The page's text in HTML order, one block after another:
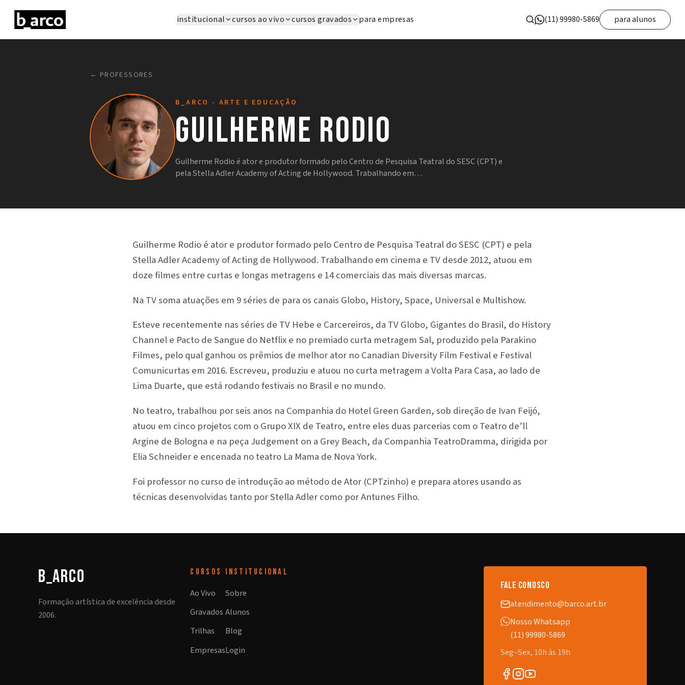
institucional cursos ao vivo cursos gravados para empresas (11) 99980-5869 para alunos
← PROFESSORES
B_ARCO - ARTE E EDUCAÇÃO
Guilherme Rodio
Guilherme Rodio é ator e produtor formado pelo Centro de Pesquisa Teatral do SESC (CPT) e
pela Stella Adler Academy of Acting de Hollywood. Trabalhando em…
Guilherme Rodio é ator e produtor formado pelo Centro de Pesquisa Teatral do SESC (CPT) e pela
Stella Adler Academy of Acting de Hollywood. Trabalhando em cinema e TV desde 2012, atuou em
doze filmes entre curtas e longas metragens e 14 comerciais das mais diversas marcas.
Na TV soma atuações em 9 séries de para os canais Globo, History, Space, Universal e Multishow.
Esteve recentemente nas séries de TV Hebe e Carcereiros, da TV Globo, Gigantes do Brasil, do History
Channel e Pacto de Sangue do Netflix e no premiado curta metragem Sal, produzido pela Parakino
Filmes, pelo qual ganhou os prêmios de melhor ator no Canadian Diversity Film Festival e Festival
Comunicurtas em 2016. Escreveu, produziu e atuou no curta metragem a Volta Para Casa, ao lado de
Lima Duarte, que está rodando festivais no Brasil e no mundo.
No teatro, trabalhou por seis anos na Companhia do Hotel Green Garden, sob direção de Ivan Feijó,
atuou em cinco projetos com o Grupo XIX de Teatro, entre eles duas parcerias com o Teatro de’ll
Argine de Bologna e na peça Judgement on a Grey Beach, da Companhia TeatroDramma, dirigida por
Elia Schneider e encenada no teatro La Mama de Nova York.
Foi professor no curso de introdução ao método de Ator (CPTzinho) e prepara atores usando as
técnicas desenvolvidas tanto por Stella Adler como por Antunes Filho.
b_arco
Formação artística de excelência desde
2006.
CURSOS
Ao Vivo
Gravados
Trilhas
Empresas
INSTITUCIONAL
Sobre
Alunos
Blog
Login
fale conosco
atendimento@barco.art.br
Nosso Whatsapp
(11) 99980-5869
Seg–Sex, 10h às 19h